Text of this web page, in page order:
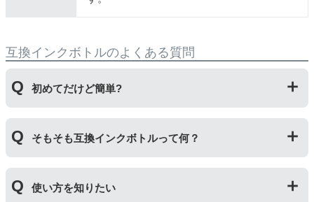
互換インクボトルのよくある質問
初めてだけど簡単?
をしているフィルムを直接カッターで切り、穴を開ける
工程があります。そのため純正品よりひと手間かかりま
そもそも互換インクボトルって何？
いる互換品です。サードパーティ製や社外品などとも言
使い方を知りたい